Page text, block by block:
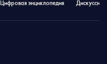
Цифровая энциклопедия